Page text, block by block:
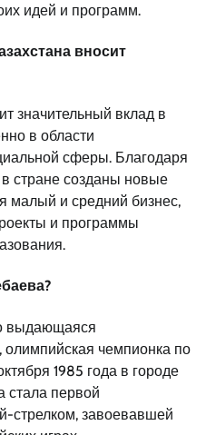
идей и программ.
вносит
значительный вклад в
в области
сферы. Благодаря
стране созданы новые
малый и средний бизнес,
и программы
выдающаяся
олимпийская чемпионка по
1985 года в городе
стала первой
стрелком, завоевавшей